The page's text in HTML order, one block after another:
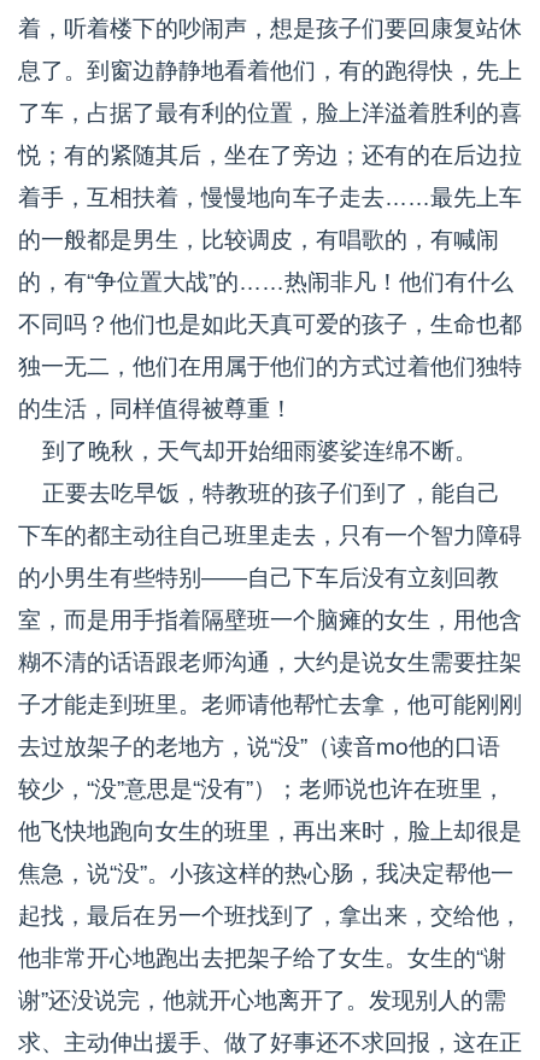
着，听着楼下的吵闹声，想是孩子们要回康复站休
息了。到窗边静静地看着他们，有的跑得快，先上
了车，占据了最有利的位置，脸上洋溢着胜利的喜
悦；有的紧随其后，坐在了旁边；还有的在后边拉
着手，互相扶着，慢慢地向车子走去……最先上车
的一般都是男生，比较调皮，有唱歌的，有喊闹
的，有“争位置大战”的……热闹非凡！他们有什么
不同吗？他们也是如此天真可爱的孩子，生命也都
独一无二，他们在用属于他们的方式过着他们独特
的生活，同样值得被尊重！
到了晚秋，天气却开始细雨婆娑连绵不断。
正要去吃早饭，特教班的孩子们到了，能自己
下车的都主动往自己班里走去，只有一个智力障碍
的小男生有些特别——自己下车后没有立刻回教
室，而是用手指着隔壁班一个脑瘫的女生，用他含
糊不清的话语跟老师沟通，大约是说女生需要拄架
子才能走到班里。老师请他帮忙去拿，他可能刚刚
去过放架子的老地方，说“没”（读音mo他的口语
较少，“没”意思是“没有”）；老师说也许在班里，
他飞快地跑向女生的班里，再出来时，脸上却很是
焦急，说“没”。小孩这样的热心肠，我决定帮他一
起找，最后在另一个班找到了，拿出来，交给他，
他非常开心地跑出去把架子给了女生。女生的“谢
谢”还没说完，他就开心地离开了。发现别人的需
求、主动伸出援手、做了好事还不求回报，这在正